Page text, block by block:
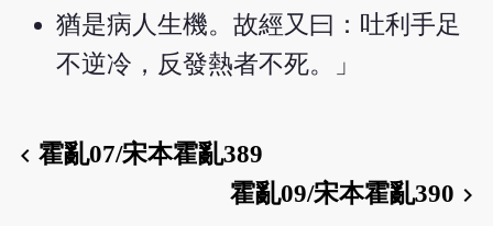
猶是病人生機。故經又曰：吐利手足
不逆冷，反發熱者不死。」
chevron_left霍亂07/宋本霍亂389
霍亂09/宋本霍亂390 chevron_right